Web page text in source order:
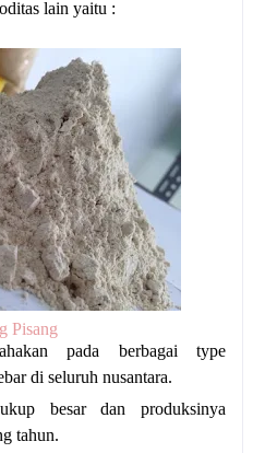
lain yaitu :
Pisang
pada berbagai type
di seluruh nusantara.
besar dan produksinya
tahun.